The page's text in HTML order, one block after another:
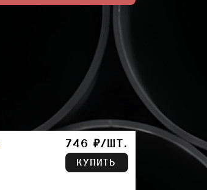
746 ₽/ШТ.
КУПИТЬ